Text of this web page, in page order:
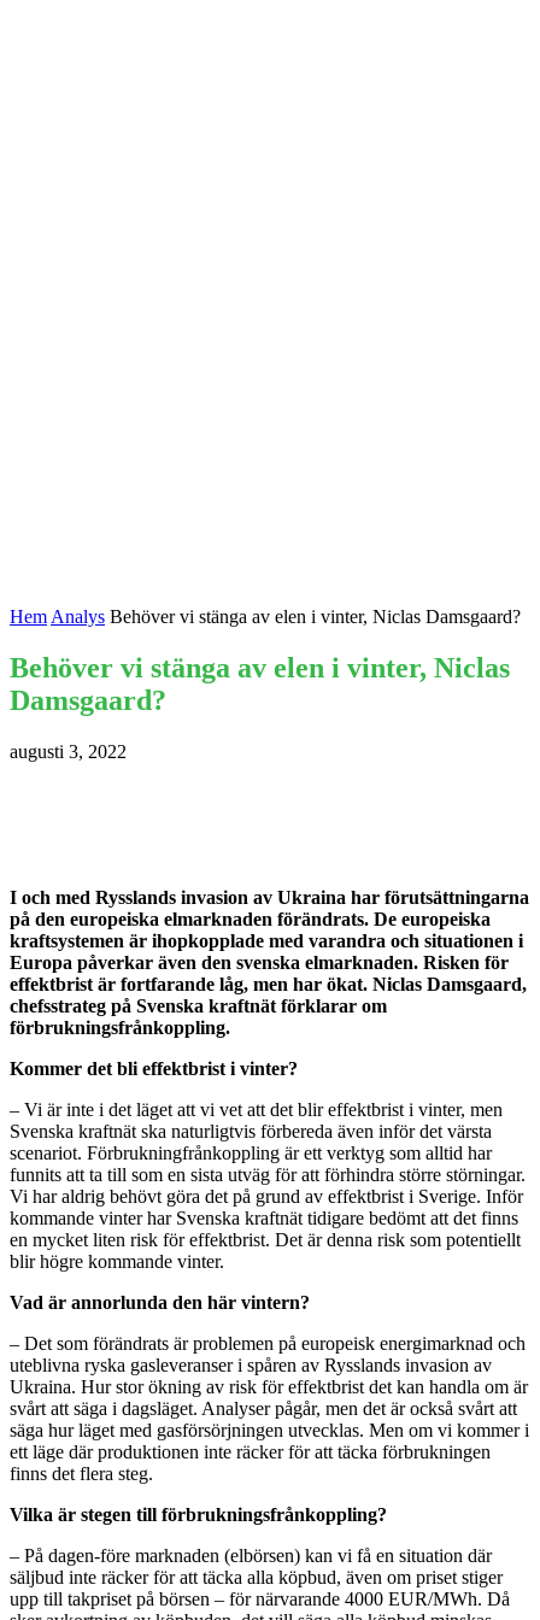
Hem Analys Behöver vi stänga av elen i vinter, Niclas Damsgaard?
Behöver vi stänga av elen i vinter, Niclas
Damsgaard?
augusti 3, 2022
I och med Rysslands invasion av Ukraina har förutsättningarna
på den europeiska elmarknaden förändrats. De europeiska
kraftsystemen är ihopkopplade med varandra och situationen i
Europa påverkar även den svenska elmarknaden. Risken för
effektbrist är fortfarande låg, men har ökat. Niclas Damsgaard,
chefsstrateg på Svenska kraftnät förklarar om
förbrukningsfrånkoppling.
Kommer det bli effektbrist i vinter?
– Vi är inte i det läget att vi vet att det blir effektbrist i vinter, men
Svenska kraftnät ska naturligtvis förbereda även inför det värsta
scenariot. Förbrukningfrånkoppling är ett verktyg som alltid har
funnits att ta till som en sista utväg för att förhindra större störningar.
Vi har aldrig behövt göra det på grund av effektbrist i Sverige. Inför
kommande vinter har Svenska kraftnät tidigare bedömt att det finns
en mycket liten risk för effektbrist. Det är denna risk som potentiellt
blir högre kommande vinter.
Vad är annorlunda den här vintern?
– Det som förändrats är problemen på europeisk energimarknad och
uteblivna ryska gasleveranser i spåren av Rysslands invasion av
Ukraina. Hur stor ökning av risk för effektbrist det kan handla om är
svårt att säga i dagsläget. Analyser pågår, men det är också svårt att
säga hur läget med gasförsörjningen utvecklas. Men om vi kommer i
ett läge där produktionen inte räcker för att täcka förbrukningen
finns det flera steg.
Vilka är stegen till förbrukningsfrånkoppling?
– På dagen-före marknaden (elbörsen) kan vi få en situation där
säljbud inte räcker för att täcka alla köpbud, även om priset stiger
upp till takpriset på börsen – för närvarande 4000 EUR/MWh. Då